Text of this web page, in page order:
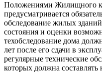
Положениями Жилищного
предусматривается
обследование жилых
состояния и оценки
техобследование дома
лет после его сдачи в
регулярные технические
которых должна составлять